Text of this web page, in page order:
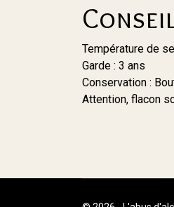
Température de
Garde : 3 ans
Conservation :
Attention, flacon